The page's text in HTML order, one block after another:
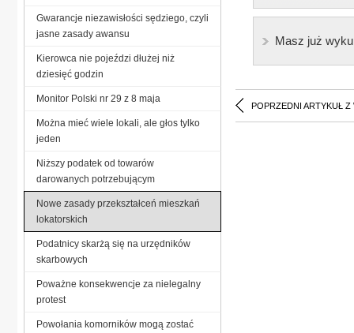
Masz już
POPRZEDNI ARTYKUŁ Z
Gwarancje niezawisłości sędziego, czyli
jasne zasady awansu
Kierowca nie pojeździ dłużej niż
dziesięć godzin
Monitor Polski nr 29 z 8 maja
Można mieć wiele lokali, ale głos tylko
jeden
Niższy podatek od towarów
darowanych potrzebującym
Nowe zasady przekształceń mieszkań
lokatorskich
Podatnicy skarżą się na urzędników
skarbowych
Poważne konsekwencje za nielegalny
protest
Powołania komorników mogą zostać